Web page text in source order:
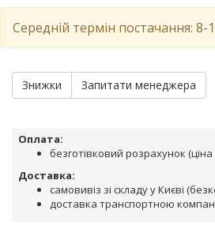
Середній термін постачання: 8-
Знижки Запитати менеджера
Оплата:
безготівковий розрахунок
Доставка:
самовивіз зі складу у Києві
доставка транспортною